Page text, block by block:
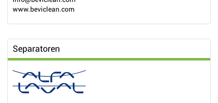
www.beviclean.com
Separatoren